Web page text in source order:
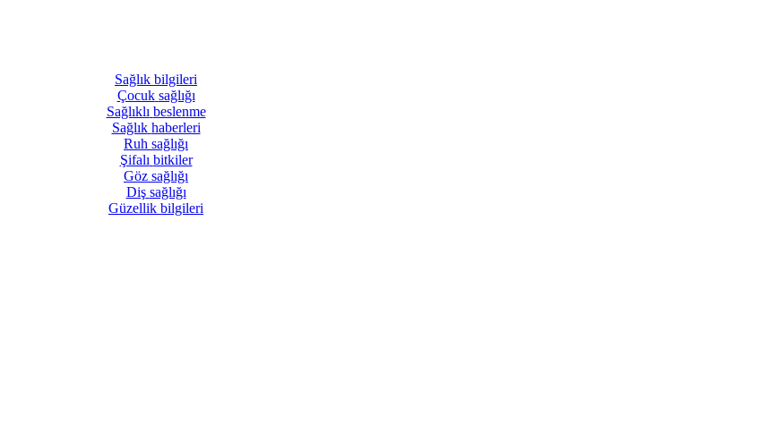
Sağlık bilgileri
Çocuk sağlığı
Sağlıklı beslenme
Sağlık haberleri
Ruh sağlığı
Şifalı bitkiler
Göz sağlığı
Diş sağlığı
Güzellik bilgileri